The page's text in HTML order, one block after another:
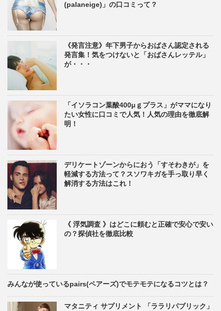
(palaneige)」の口コミって？
《発言注意》年下男子からおばさん認定される
発言集！気をつけないと「おばさんレッテル」
が・・・
「イソラコン葉酸400μｇプラス」がママになり
たい女性に口コミで人気！人気の理由を徹底解
明！
デリケートゾーンからにおう「すそわきが」を
軽減する方法って？スソワキガを手っ取り早く
解消する方法はこれ！
《 浮気調査 》はどこに頼むと正確で安心で安い
の？探偵社を徹底比較
みんなが使っているpairs(ペアーズ)でモテモテになるコツとは？
マタニティ サプリメント 「ララリパブリック」